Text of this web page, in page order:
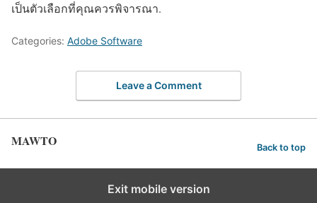
เป็นตัวเลือกที่คุณควรพิจารณา.
Categories: Adobe Software
Leave a Comment
MAWTO Back to top
Exit mobile version